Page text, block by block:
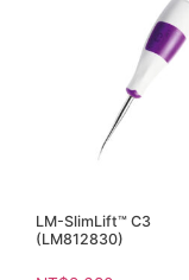
LM-SlimLift™ C3
(LM812830)